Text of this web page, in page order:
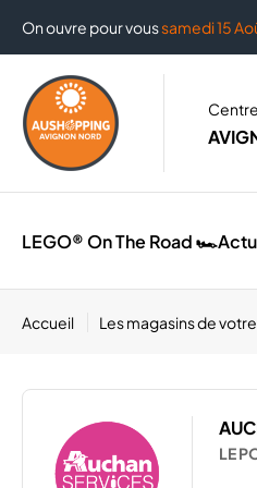
On ouvre pour voussamedi 15
LEGO® On The Road 🏎️
Accueil Les magasins de
LE